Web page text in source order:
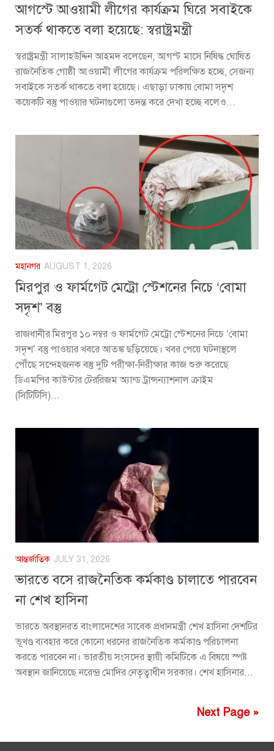
আগস্টে আওয়ামী লীগের কার্যক্রম ঘিরে সবাইকে
সতর্ক থাকতে বলা হয়েছে: স্বরাষ্ট্রমন্ত্রী
স্বরাষ্ট্রমন্ত্রী সালাহউদ্দিন আহমদ বলেছেন, আগস্ট মাসে নিষিদ্ধ ঘোষিত
রাজনৈতিক গোষ্ঠী আওয়ামী লীগের কার্যক্রম পরিলক্ষিত হচ্ছে, সেজন্য
সবাইকে সতর্ক থাকতে বলা হয়েছে। এছাড়া ঢাকায় বোমা সদৃশ
কয়েকটি বস্তু পাওয়ার ঘটনাগুলো তদন্ত করে দেখা হচ্ছে বলেও...
মহানগর AUGUST 1, 2026
মিরপুর ও ফার্মগেট মেট্রো স্টেশনের নিচে ‘বোমা
সদৃশ’ বস্তু
রাজধানীর মিরপুর ১০ নম্বর ও ফার্মগেট মেট্রো স্টেশনের নিচে ‘বোমা
সদৃশ’ বস্তু পাওয়ার খবরে আতঙ্ক ছড়িয়েছে। খবর পেয়ে ঘটনাস্থলে
পৌঁছে সন্দেহজনক বস্তু দুটি পরীক্ষা-নিরীক্ষার কাজ শুরু করেছে
ডিএমপির কাউন্টার টেররিজম অ্যান্ড ট্রান্সন্যাশনাল ক্রাইম
(সিটিটিসি)...
আন্তর্জাতিক JULY 31, 2026
ভারতে বসে রাজনৈতিক কর্মকাণ্ড চালাতে পারবেন
না শেখ হাসিনা
ভারতে অবস্থানরত বাংলাদেশের সাবেক প্রধানমন্ত্রী শেখ হাসিনা দেশটির
ভূখণ্ড ব্যবহার করে কোনো ধরনের রাজনৈতিক কর্মকাণ্ড পরিচালনা
করতে পারবেন না। ভারতীয় সংসদের স্থায়ী কমিটিকে এ বিষয়ে স্পষ্ট
অবস্থান জানিয়েছে নরেন্দ্র মোদির নেতৃত্বাধীন সরকার। শেখ হাসিনার...
Next Page »